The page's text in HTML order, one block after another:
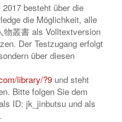
besteht über die
die Möglichkeit, alle
物叢書 als Volltextversion
Der Testzugang erfolgt
über diesen
library/?9und steht
Bitte folgen Sie dem
ID: jk_jinbutsu und als